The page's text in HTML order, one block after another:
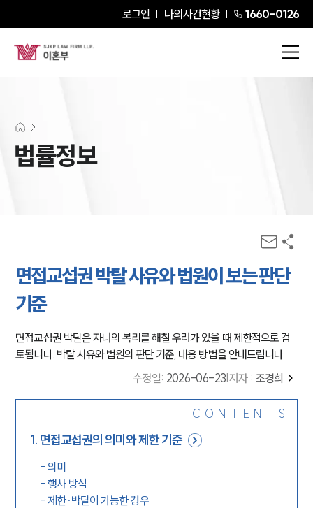
로그인 나의사건현황 1660-0126
법률정보
면접교섭권 박탈 사유와 법원이 보는 판단
기준
면접교섭권 박탈은 자녀의 복리를 해칠 우려가 있을 때 제한적으로 검
토됩니다. 박탈 사유와 법원의 판단 기준, 대응 방법을 안내드립니다.
수정일: 2026-06-23 저자 : 조경희
CONTENTS
1. 면접교섭권의 의미와 제한 기준
-의미
-행사 방식
- 제한·박탈이 가능한 경우